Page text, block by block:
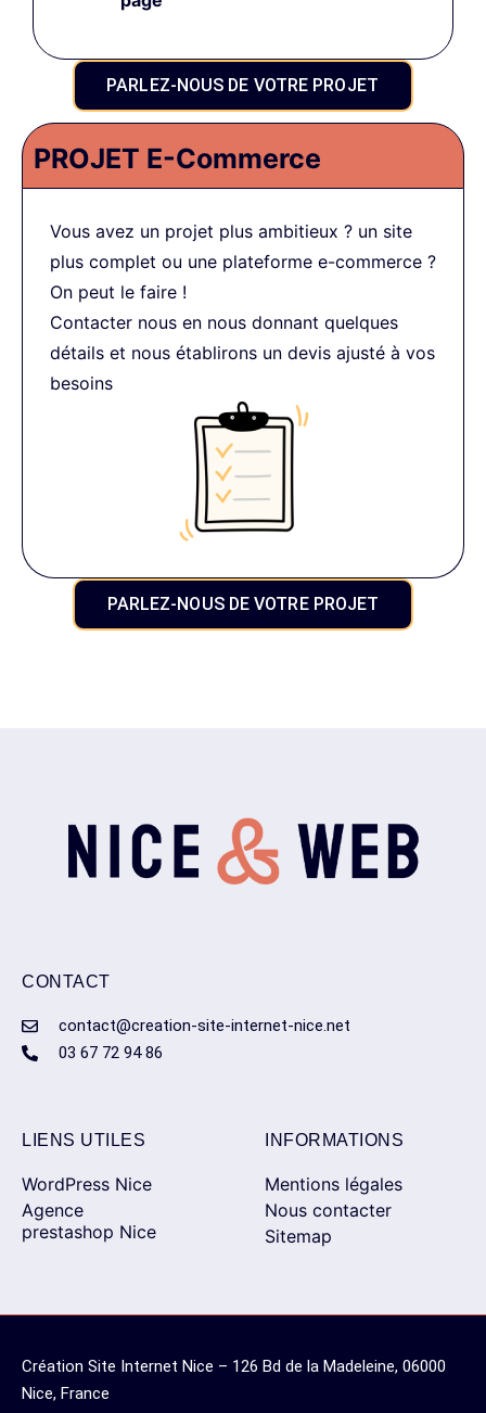
PARLEZ-NOUS DE VOTRE PROJET
PROJET E-Commerce
Vous avez un projet plus ambitieux ? un site
plus complet ou une plateforme e-commerce ?
On peut le faire !
Contacter nous en nous donnant quelques
détails et nous établirons un devis ajusté à vos
besoins
PARLEZ-NOUS DE VOTRE PROJET
CONTACT
contact@creation-site-internet-nice.net
03 67 72 94 86
LIENS UTILES
WordPress Nice
Agence
prestashop Nice
INFORMATIONS
Mentions légales
Nous contacter
Sitemap
Création Site Internet Nice – 126 Bd de la Madeleine, 06000
Nice, France